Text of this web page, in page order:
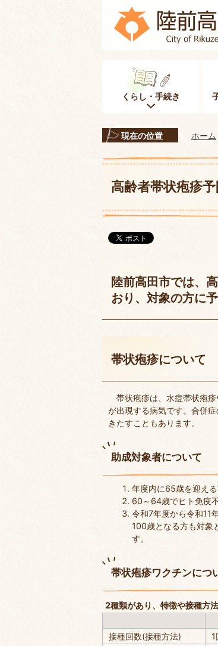
くらし・手続き
現在の位置 ホーム
高齢者帯状疱疹
陸前高田市では、
おり、対象の方に
帯状疱疹について
帯状疱疹は、水痘帯状疱
が出現する病気です。合併
きたすこともあります。
助成対象者について
年度内に65歳を迎え
60～64歳でヒト免疫
令和7年度から令和11
100歳となる方も対象
す。
帯状疱疹ワクチンにつ
2種類があり、特徴や接種方
接種回数(接種方法)